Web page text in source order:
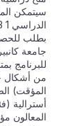
سيتمكن
بطلب للحصول
جامعة كانبيرا
من أشكال
المؤقت)
المعالون